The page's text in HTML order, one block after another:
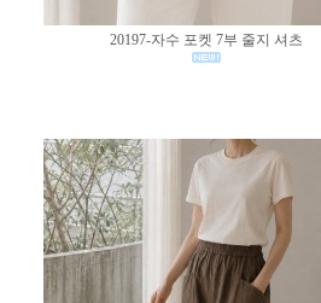
20197-자수 포켓 7부 줄지 셔츠